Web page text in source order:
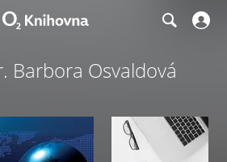
Barbora Osvaldová